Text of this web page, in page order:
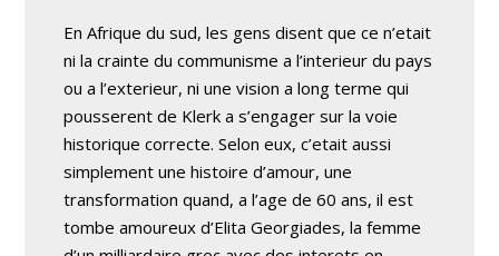
En Afrique du sud, les gens disent que ce n’etait
ni la crainte du communisme a l’interieur du pays
ou a l’exterieur, ni une vision a long terme qui
pousserent de Klerk a s’engager sur la voie
historique correcte. Selon eux, c’etait aussi
simplement une histoire d’amour, une
transformation quand, a l’age de 60 ans, il est
tombe amoureux d’Elita Georgiades, la femme